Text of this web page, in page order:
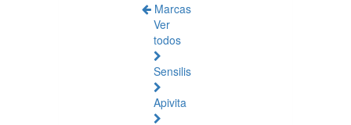
Marcas
Ver
todos
Sensilis
Apivita